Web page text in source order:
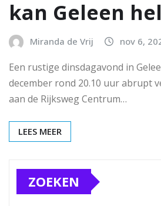
kan Geleen
Miranda de Vrij nov 6,
Een rustige dinsdagavond in
december rond 20.10 uur abrupt
aan de Rijksweg Centrum…
LEES MEER
ZOEKEN